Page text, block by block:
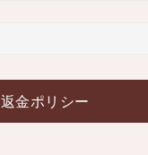
返金ポリシー